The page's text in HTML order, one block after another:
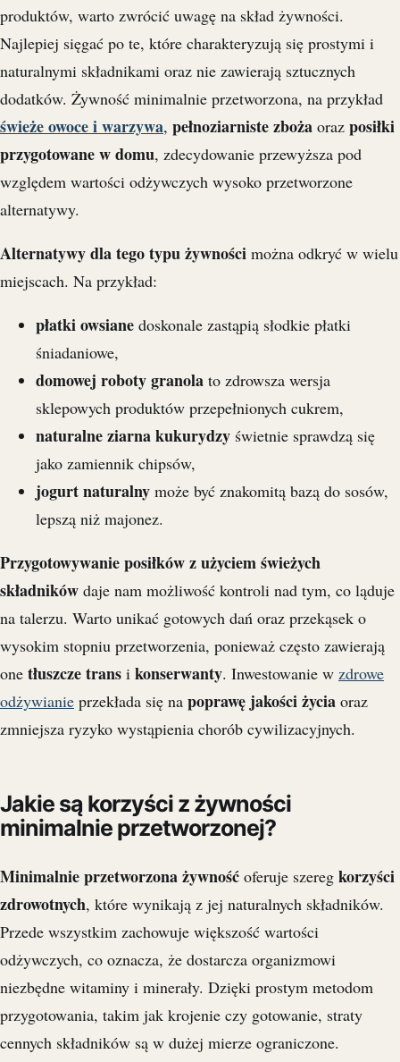
produktów, warto zwrócić uwagę na skład żywności.
Najlepiej sięgać po te, które charakteryzują się prostymi i
naturalnymi składnikami oraz nie zawierają sztucznych
dodatków. Żywność minimalnie przetworzona, na przykład
świeże owoce i warzywa, pełnoziarniste zboża oraz posiłki
przygotowane w domu, zdecydowanie przewyższa pod
względem wartości odżywczych wysoko przetworzone
alternatywy.
Alternatywy dla tego typu żywności można odkryć w wielu
miejscach. Na przykład:
płatki owsiane doskonale zastąpią słodkie płatki
śniadaniowe,
domowej roboty granola to zdrowsza wersja
sklepowych produktów przepełnionych cukrem,
naturalne ziarna kukurydzy świetnie sprawdzą się
jako zamiennik chipsów,
jogurt naturalny może być znakomitą bazą do sosów,
lepszą niż majonez.
Przygotowywanie posiłków z użyciem świeżych
składników daje nam możliwość kontroli nad tym, co ląduje
na talerzu. Warto unikać gotowych dań oraz przekąsek o
wysokim stopniu przetworzenia, ponieważ często zawierają
one tłuszcze trans i konserwanty. Inwestowanie w zdrowe
odżywianie przekłada się na poprawę jakości życia oraz
zmniejsza ryzyko wystąpienia chorób cywilizacyjnych.
Jakie są korzyści z żywności
minimalnie przetworzonej?
Minimalnie przetworzona żywność oferuje szereg korzyści
zdrowotnych, które wynikają z jej naturalnych składników.
Przede wszystkim zachowuje większość wartości
odżywczych, co oznacza, że dostarcza organizmowi
niezbędne witaminy i minerały. Dzięki prostym metodom
przygotowania, takim jak krojenie czy gotowanie, straty
cennych składników są w dużej mierze ograniczone.